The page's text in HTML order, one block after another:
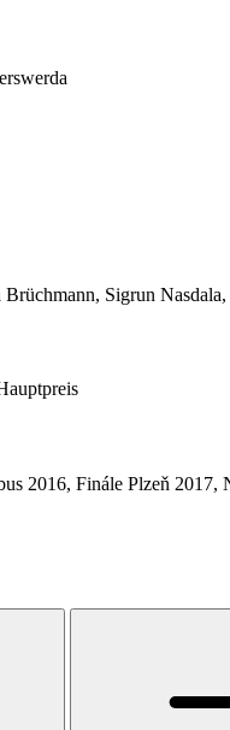
Sigrun
2016, Finále Plzeň 2017,